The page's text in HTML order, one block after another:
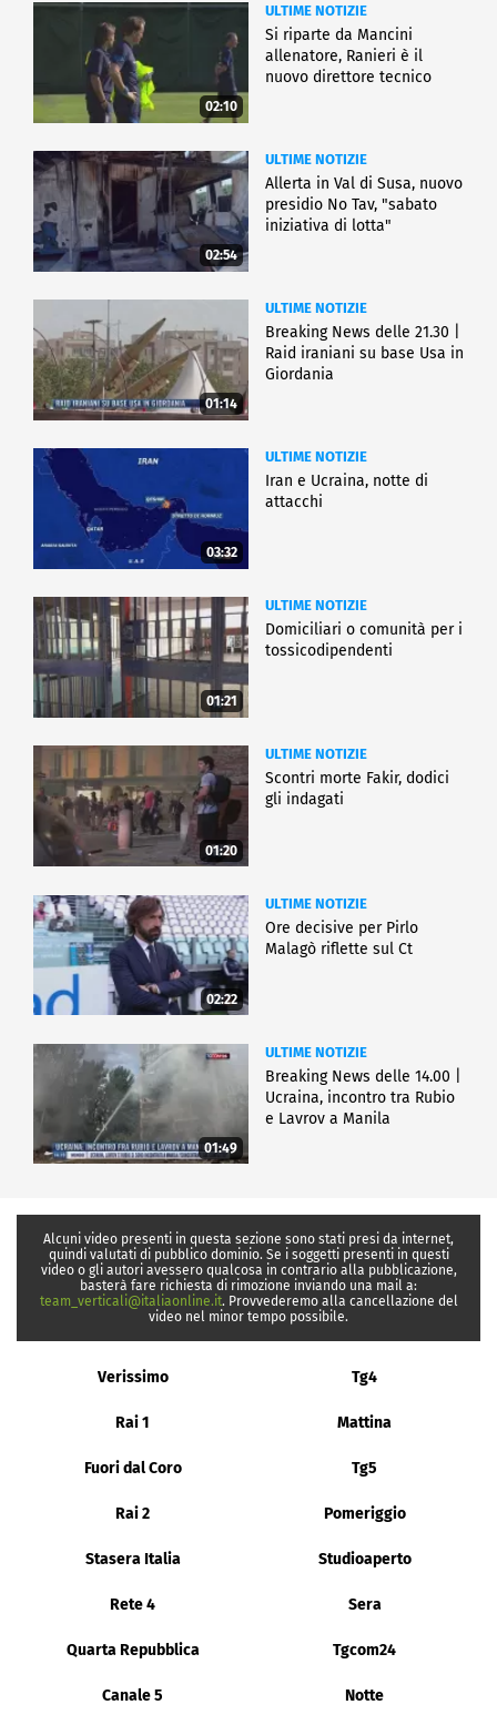
02:10
ULTIME NOTIZIE
Si riparte da Mancini
allenatore, Ranieri è il
nuovo direttore tecnico
02:54
ULTIME NOTIZIE
Allerta in Val di Susa, nuovo
presidio No Tav, "sabato
iniziativa di lotta"
01:14
ULTIME NOTIZIE
Breaking News delle 21.30 |
Raid iraniani su base Usa in
Giordania
03:32
ULTIME NOTIZIE
Iran e Ucraina, notte di
attacchi
01:21
ULTIME NOTIZIE
Domiciliari o comunità per i
tossicodipendenti
01:20
ULTIME NOTIZIE
Scontri morte Fakir, dodici
gli indagati
02:22
ULTIME NOTIZIE
Ore decisive per Pirlo
Malagò riflette sul Ct
01:49
ULTIME NOTIZIE
Breaking News delle 14.00 |
Ucraina, incontro tra Rubio
e Lavrov a Manila
Alcuni video presenti in questa sezione sono stati presi da internet,
quindi valutati di pubblico dominio. Se i soggetti presenti in questi
video o gli autori avessero qualcosa in contrario alla pubblicazione,
basterà fare richiesta di rimozione inviando una mail a:
team_verticali@italiaonline.it. Provvederemo alla cancellazione del
video nel minor tempo possibile.
Verissimo Tg4
Rai 1 Mattina
Fuori dal Coro Tg5
Rai 2 Pomeriggio
Stasera Italia Studioaperto
Rete 4 Sera
Quarta Repubblica Tgcom24
Canale 5 Notte